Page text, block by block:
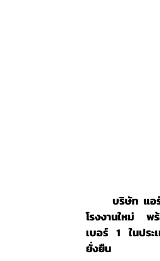
	บริษัท แอร์โรว์ เอ็นเนอร์ยี่ จำกัด โชว์ศักยภาพครบรอบ 5 ปี ของการเติบโตทางธุรกิจ เนรมิต
โรงงานใหม่ พ
เบอร์ 1 ในประ
ยั่งยืน